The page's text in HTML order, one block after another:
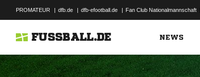
PROMATEUR | dfb.de | dfb-efootball.de | Fan Club Nationalmannschaft
FUSSBALL.DE NEWS